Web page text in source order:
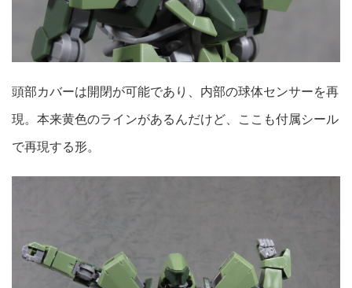
頭部カバーは開閉が可能であり、内部の球体センサーを再
現。本来黄色のラインがあるんだけど、ここも付属シール
で再現する形。